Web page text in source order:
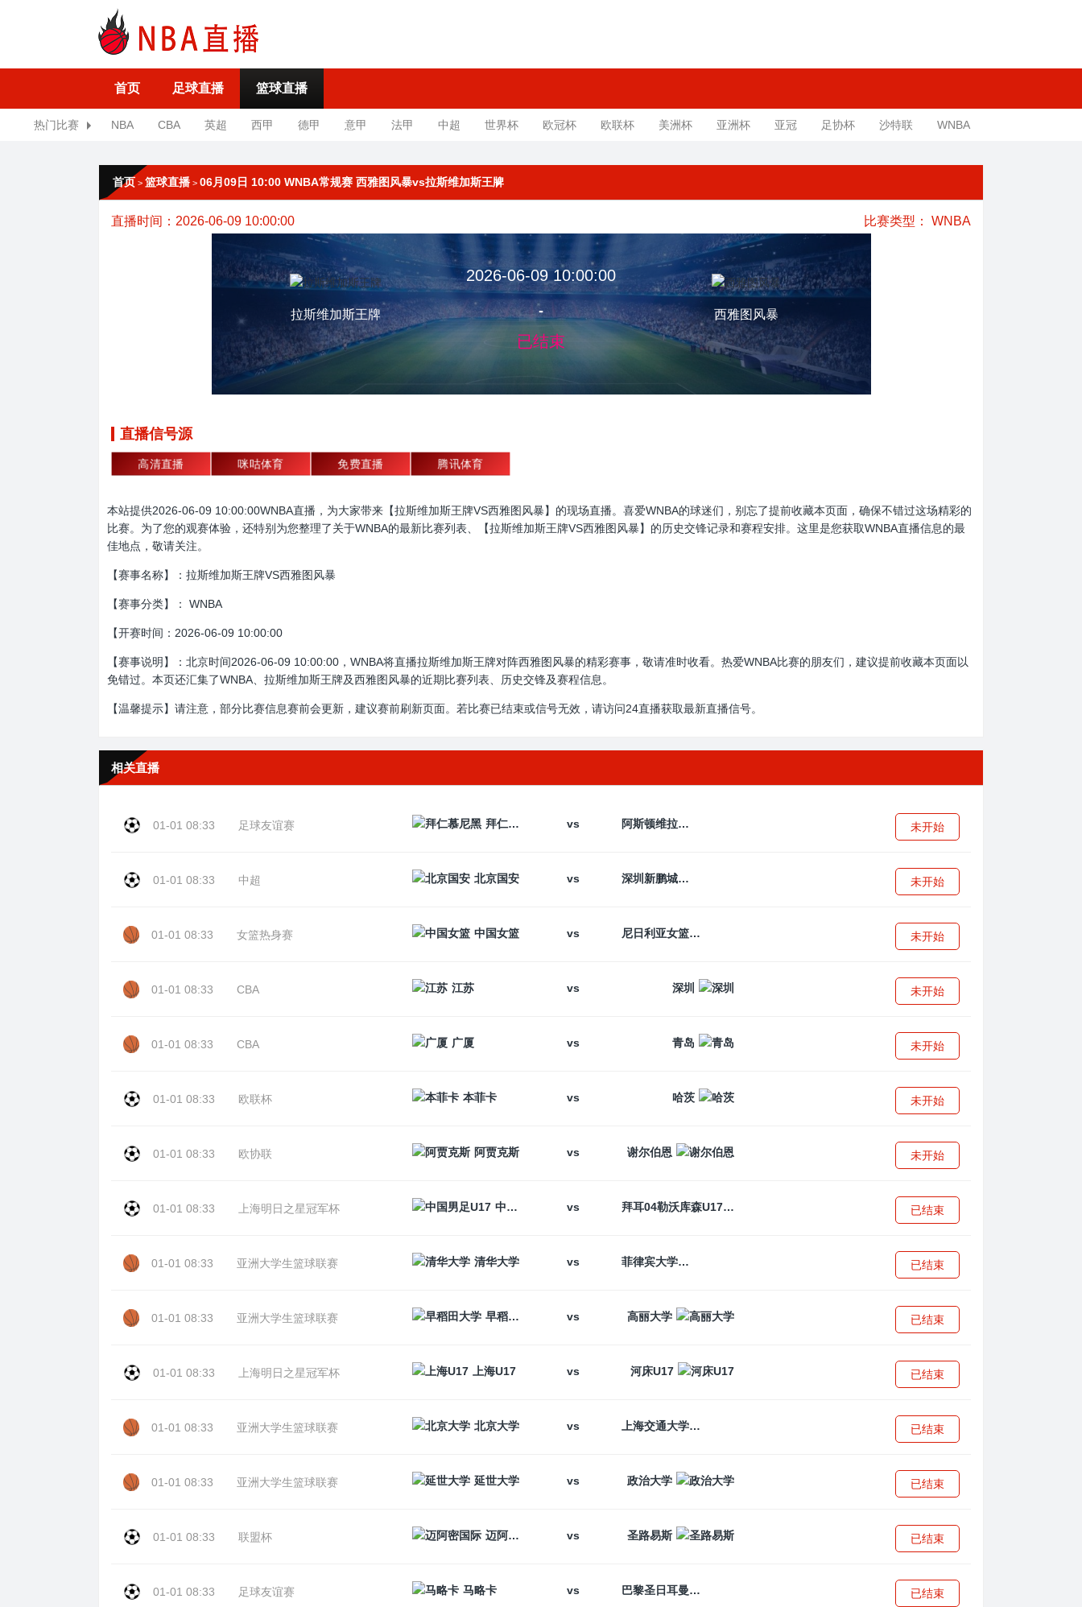
首页 足球直播 篮球直播
热门比赛 NBA CBA 英超 西甲 德甲 意甲 法甲 中超 世界杯 欧冠杯 欧联杯 美洲杯 亚洲杯 亚冠 足协杯 沙特联 WNBA
首页 > 篮球直播 > 06月09日 10:00 WNBA常规赛 西雅图风暴vs拉斯维加斯王牌
直播时间：2026-06-09 10:00:00 比赛类型： WNBA
拉斯维加斯王牌
2026-06-09 10:00:00
-
已结束
西雅图风暴
直播信号源
高清直播 咪咕体育 免费直播 腾讯体育
本站提供2026-06-09 10:00:00WNBA直播，为大家带来【拉斯维加斯王牌VS西雅图风暴】的现场直播。喜爱WNBA的球迷们，别忘了提前收藏本页面，确保不错过这场精彩的
比赛。为了您的观赛体验，还特别为您整理了关于WNBA的最新比赛列表、【拉斯维加斯王牌VS西雅图风暴】的历史交锋记录和赛程安排。这里是您获取WNBA直播信息的最
佳地点，敬请关注。
【赛事名称】：拉斯维加斯王牌VS西雅图风暴
【赛事分类】： WNBA
【开赛时间：2026-06-09 10:00:00
【赛事说明】：北京时间2026-06-09 10:00:00，WNBA将直播拉斯维加斯王牌对阵西雅图风暴的精彩赛事，敬请准时收看。热爱WNBA比赛的朋友们，建议提前收藏本页面以
免错过。本页还汇集了WNBA、拉斯维加斯王牌及西雅图风暴的近期比赛列表、历史交锋及赛程信息。
【温馨提示】请注意，部分比赛信息赛前会更新，建议赛前刷新页面。若比赛已结束或信号无效，请访问24直播获取最新直播信号。
相关直播
01-01 08:33 足球友谊赛 拜仁慕尼黑 vs 阿斯顿维拉 未开始
01-01 08:33 中超 北京国安 vs 深圳新鹏城 未开始
01-01 08:33 女篮热身赛 中国女篮 vs 尼日利亚女篮 未开始
01-01 08:33 CBA 江苏 vs 深圳 未开始
01-01 08:33 CBA 广厦 vs 青岛 未开始
01-01 08:33 欧联杯 本菲卡 vs 哈茨 未开始
01-01 08:33 欧协联 阿贾克斯 vs 谢尔伯恩 未开始
01-01 08:33 上海明日之星冠军杯 中国男足U17 vs 拜耳04勒沃库森U17 已结束
01-01 08:33 亚洲大学生篮球联赛 清华大学 vs 菲律宾大学 已结束
01-01 08:33 亚洲大学生篮球联赛 早稻田大学 vs 高丽大学 已结束
01-01 08:33 上海明日之星冠军杯 上海U17 vs 河床U17 已结束
01-01 08:33 亚洲大学生篮球联赛 北京大学 vs 上海交通大学 已结束
01-01 08:33 亚洲大学生篮球联赛 延世大学 vs 政治大学 已结束
01-01 08:33 联盟杯 迈阿密国际 vs 圣路易斯 已结束
01-01 08:33 足球友谊赛 马略卡 vs 巴黎圣日耳曼 已结束